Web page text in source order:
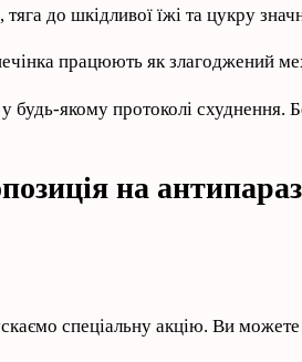
до шкідливої їжі та цукру
працюють як злагоджений
якому протоколі схуднення.
на
спеціальну акцію. Ви